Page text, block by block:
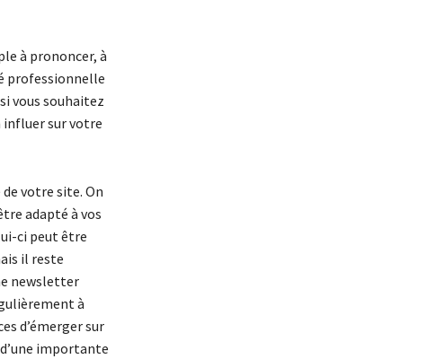
à prononcer, à
professionnelle
vous souhaitez
sur votre
votre site. On
adapté à vos
ci peut être
il reste
newsletter
à
d’émerger sur
importante